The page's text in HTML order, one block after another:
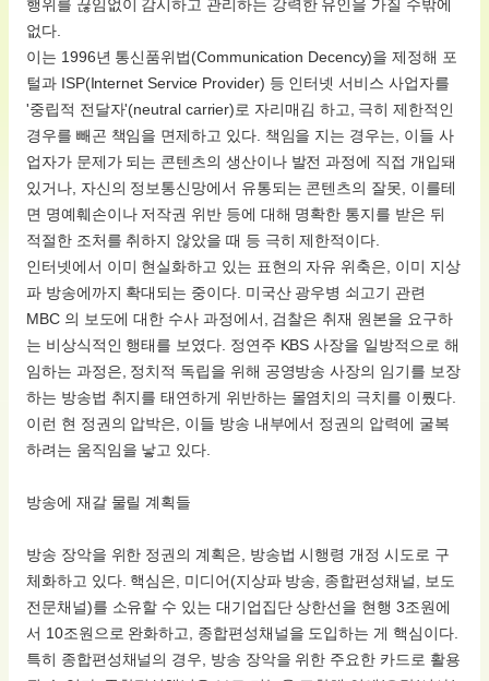
행위를 끊임없이 감시하고 관리하는 강력한 유인을 가질 수밖에
없다.
이는 1996년 통신품위법(Communication Decency)을 제정해 포
털과 ISP(Internet Service Provider) 등 인터넷 서비스 사업자를
'중립적 전달자'(neutral carrier)로 자리매김 하고, 극히 제한적인
경우를 빼곤 책임을 면제하고 있다. 책임을 지는 경우는, 이들 사
업자가 문제가 되는 콘텐츠의 생산이나 발전 과정에 직접 개입돼
있거나, 자신의 정보통신망에서 유통되는 콘텐츠의 잘못, 이를테
면 명예훼손이나 저작권 위반 등에 대해 명확한 통지를 받은 뒤
적절한 조처를 취하지 않았을 때 등 극히 제한적이다.
인터넷에서 이미 현실화하고 있는 표현의 자유 위축은, 이미 지상
파 방송에까지 확대되는 중이다. 미국산 광우병 쇠고기 관련
MBC 의 보도에 대한 수사 과정에서, 검찰은 취재 원본을 요구하
는 비상식적인 행태를 보였다. 정연주 KBS 사장을 일방적으로 해
임하는 과정은, 정치적 독립을 위해 공영방송 사장의 임기를 보장
하는 방송법 취지를 태연하게 위반하는 몰염치의 극치를 이뤘다.
이런 현 정권의 압박은, 이들 방송 내부에서 정권의 압력에 굴복
하려는 움직임을 낳고 있다.
방송에 재갈 물릴 계획들
방송 장악을 위한 정권의 계획은, 방송법 시행령 개정 시도로 구
체화하고 있다. 핵심은, 미디어(지상파 방송, 종합편성채널, 보도
전문채널)를 소유할 수 있는 대기업집단 상한선을 현행 3조원에
서 10조원으로 완화하고, 종합편성채널을 도입하는 게 핵심이다.
특히 종합편성채널의 경우, 방송 장악을 위한 주요한 카드로 활용